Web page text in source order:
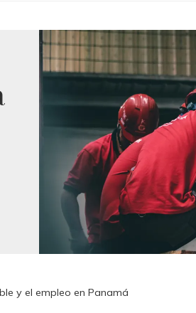
y el empleo en Panamá